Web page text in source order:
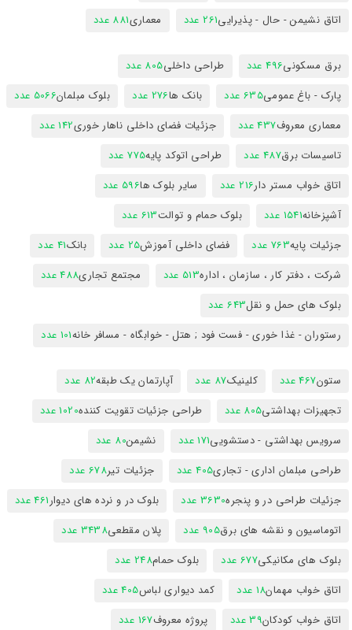
اتاق نشیمن - حال - پذیرایی261 عدد معماری881 عدد
برق مسکونی496 عدد طراحی داخلی805 عدد
پارک - باغ عمومی635 عدد بانک ها276 عدد بلوک مبلمان5066 عدد
معماری معروف437 عدد جزئیات فضای داخلی ناهار خوری142 عدد
تاسیسات برق487 عدد طراحی اتوکد پایه775 عدد
اتاق خواب مستر دار216 عدد سایر بلوک ها596 عدد
آشپزخانه1541 عدد بلوک حمام و توالت613 عدد
جزئیات پایه763 عدد فضای داخلی آموزش25 عدد بانک41 عدد
شرکت ، دفتر کار ، سازمان ، اداره513 عدد مجتمع تجاری488 عدد
بلوک های حمل و نقل643 عدد
رستوران - غذا خوری - فست فود ; هتل - خوابگاه - مسافر خانه101 عدد
ستون467 عدد کلینیک87 عدد آپارتمان یک طبقه82 عدد
تجهیزات بهداشتی805 عدد طراحی جزئیات تقویت کننده1020 عدد
سرویس بهداشتی - دستشویی171 عدد نشیمن80 عدد
طراحی مبلمان اداری - تجاری405 عدد جزئیات تیر678 عدد
جزئیات طراحی در و پنجره3630 عدد بلوک در و نرده های دیوار461 عدد
اتوماسیون و نقشه های برق905 عدد پلان مقطعی3438 عدد
بلوک های مکانیکی677 عدد بلوک حمام248 عدد
اتاق خواب مهمان18 عدد کمد دیواری لباس405 عدد
اتاق خواب کودکان39 عدد پروژه معروف167 عدد